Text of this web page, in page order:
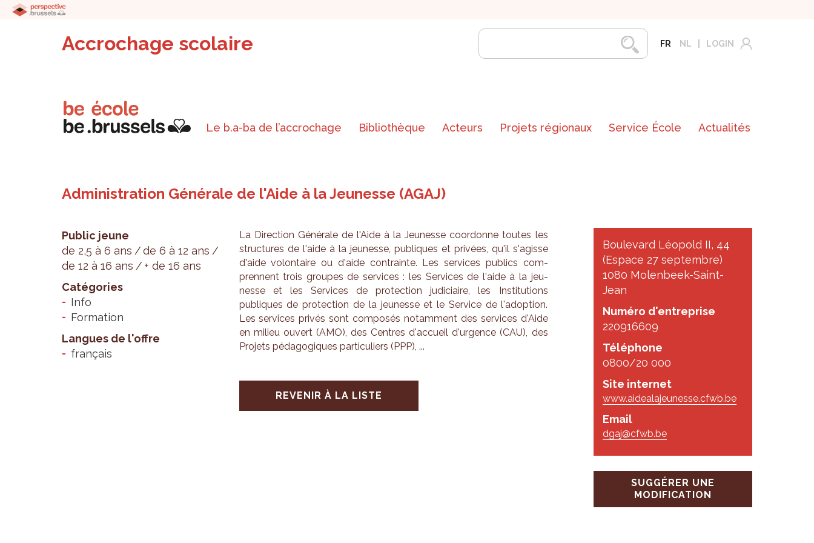
Accrochage scolaire FR NL LOGIN
Le b.a-ba de l’accrochage Bibliothèque Acteurs Projets régionaux Service École Actualités
Administration Générale de l'Aide à la Jeunesse (AGAJ)
Public jeune
de 2,5 à 6 ans
de 6 à 12 ans
de 12 à 16 ans
+ de 16 ans
Catégories
Info
Formation
Langues de l'offre
français
Boulevard Léopold II, 44
(Espace 27 septembre)
1080 Molenbeek-Saint-
Jean
Numéro d'entreprise
220916609
Téléphone
0800/20 000
Site internet
www.aidealajeunesse.cfwb.be
Email
dgaj@cfwb.be
SUGGÉRER UNE
MODIFICATION
La Direc­tion Géné­rale de l'Aide à la Jeu­nesse coor­donne toutes les
struc­tures de l'aide à la jeu­nesse, publiques et pri­vées, qu'il s'agisse
d'aide volon­taire ou d'aide contrainte. Les ser­vices publics com­
prennent trois groupes de ser­vices : les Ser­vices de l'aide à la jeu­
nesse et les Ser­vices de pro­tec­tion judi­ciaire, les Ins­ti­tu­tions
publiques de pro­tec­tion de la jeu­nesse et le Ser­vice de l'adop­tion.
Les ser­vices pri­vés sont com­po­sés notam­ment des ser­vices d'Aide
en milieu ouvert (AMO), des Centres d'ac­cueil d'ur­gence (CAU), des
Pro­jets péda­go­giques par­ti­cu­liers (PPP), ...
REVENIR À LA LISTE